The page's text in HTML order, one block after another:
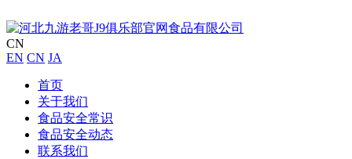
CN
EN CN JA
首页
关于我们
食品安全常识
食品安全动态
联系我们